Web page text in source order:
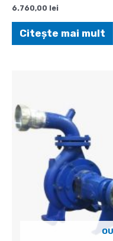
6.760,00 lei
Citește mai mult